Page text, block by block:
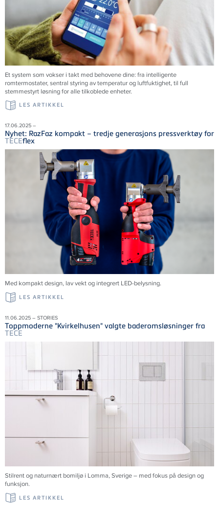
Et system som vokser i takt med behovene dine: fra intelligente
romtermostater, sentral styring av temperatur og luftfuktighet, til full
stemmestyrt løsning for alle tilkoblede enheter.
LES ARTIKKEL
17.06.2025 –
Nyhet: RazFaz kompakt – tredje generasjons pressverktøy for
TECEflex
Med kompakt design, lav vekt og integrert LED-belysning.
LES ARTIKKEL
11.06.2025 – STORIES
Toppmoderne "Kvirkelhusen" valgte baderomsløsninger fra
TECE
Stilrent og naturnært bomiljø i Lomma,Sverige– med fokus på design og
funksjon.
LES ARTIKKEL